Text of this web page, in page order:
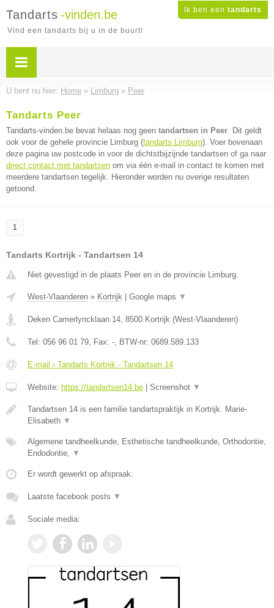
Ik ben een tandarts
Tandarts -vinden.be
Vind een tandarts bij u in de buurt!
U bent nu hier: Home » Limburg » Peer
Tandarts Peer
Tandarts-vinden.be bevat helaas nog geen tandartsen in Peer. Dit geldt
ook voor de gehele provincie Limburg (tandarts Limburg). Voer bovenaan
deze pagina uw postcode in voor de dichtstbijzijnde tandartsen of ga naar
direct contact met tandartsen om via één e-mail in contact te komen met
meerdere tandartsen tegelijk. Hieronder worden nu overige resultaten
getoond.
1
Tandarts Kortrijk - Tandartsen 14
Niet gevestigd in de plaats Peer en in de provincie Limburg.
West-Vlaanderen » Kortrijk Google maps ▼
Deken Camerlyncklaan 14, 8500 Kortrijk (West-Vlaanderen)
Tel: 056 96 01 79, Fax: -, BTW-nr: 0689.589.133
E-mail › Tandarts Kortrijk - Tandartsen 14
Website: https://tandartsen14.be Screenshot ▼
Tandartsen 14 is een familie tandartspraktijk in Kortrijk. Marie-
Elisabeth ▼
Algemene tandheelkunde, Esthetische tandheelkunde, Orthodontie,
Endodontie, ▼
Er wordt gewerkt op afspraak.
Laatste facebook posts ▼
Sociale media: